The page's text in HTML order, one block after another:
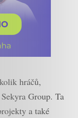
hráčů,
Group. Ta
a také